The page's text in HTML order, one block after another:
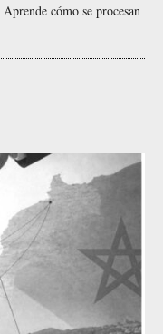
Aprende cómo se procesan